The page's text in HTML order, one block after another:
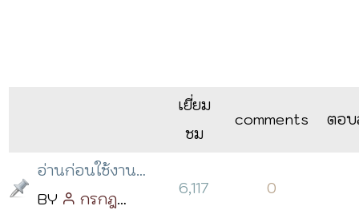
เยี่ยม
ชม
comments ตอบ
อ่านก่อนใช้งาน
หมวดหมู่นี้
BY
กรกฎ
6,117 0